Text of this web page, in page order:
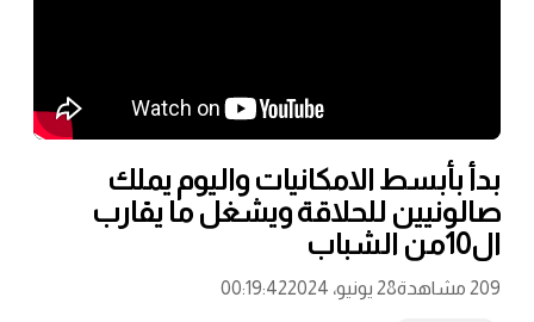
بدأ بأبسط الامكانيات واليوم يملك
صالونيين للحلاقة ويشغل ما يقارب
ال10من الشباب
209 مشاهدة 28 يونيو، 2024 00:19:42